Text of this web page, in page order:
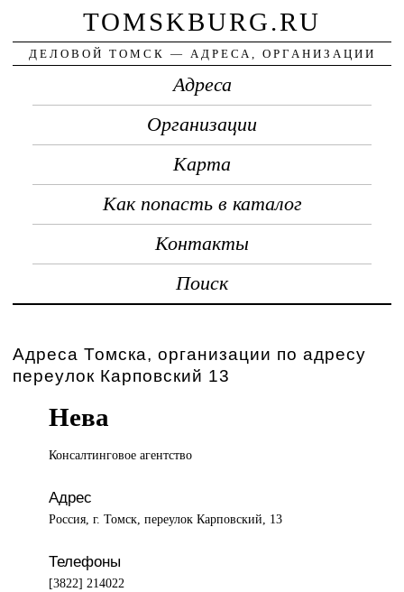
TOMSKBURG.RU
ДЕЛОВОЙ ТОМСК — АДРЕСА, ОРГАНИЗАЦИИ
Адреса
Организации
Карта
Как попасть в каталог
Контакты
Поиск
Адреса Томска, организации по адресу
переулок Карповский 13
Нева
Консалтинговое агентство
Адрес
Россия, г. Томск, переулок Карповский, 13
Телефоны
[3822] 214022